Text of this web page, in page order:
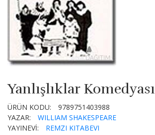
Yanlışlıklar Komedyası
ÜRÜN KODU:
9789751403988
YAZAR:
WILLIAM SHAKESPEARE
YAYINEVİ:
REMZI KITABEVI